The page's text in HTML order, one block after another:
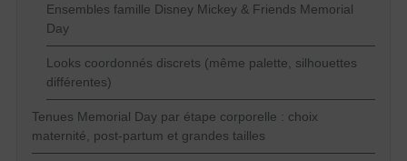
Ensembles famille Disney Mickey & Friends Memorial
Day
Looks coordonnés discrets (même palette, silhouettes
différentes)
Tenues Memorial Day par étape corporelle : choix
maternité, post-partum et grandes tailles